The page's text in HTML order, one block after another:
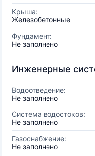
Крыша:
Железобетонные
Фундамент:
Не заполнено
Инженерные
Водоотведение:
Не заполнено
Система водостоков:
Не заполнено
Газоснабжение:
Не заполнено